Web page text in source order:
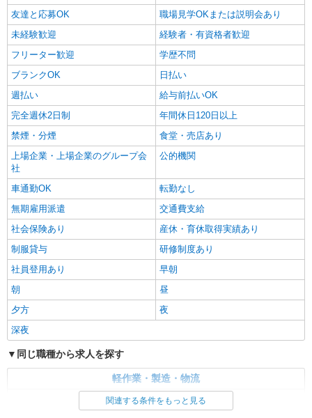
派遣社員
株式会社バイトレ（ADM818930）
アマゾン倉庫内での仕分け業務
時給1350円
愛知県一宮市
詳細を見る
株式会社バイトレ（ADM816215）
時給1200円（就業先により異なる）
愛知県一宮市
詳細を見る
派遣社員
株式会社テクノ・サービス 愛知県エリア（03）
工場のカンタン軽作業、倉庫での箱詰め・入出
＋交通費
愛知県内に多数あり 一宮市
キープ 詳細を見る
友達と応募OK
職場見学OKまたは説明会あり
未経験歓迎
経験者・有資格者歓迎
フリーター歓迎
学歴不問
ブランクOK
日払い
週払い
給与前払いOK
完全週休2日制
年間休日120日以上
禁煙・分煙
食堂・売店あり
上場企業・上場企業のグループ会
社
公的機関
車通勤OK
転勤なし
無期雇用派遣
交通費支給
社会保険あり
産休・育休取得実績あり
制服貸与
研修制度あり
社員登用あり
早朝
朝
昼
夕方
夜
深夜
同じ職種から求人を探す
軽作業・製造・物流
梱包・仕分け・ピッキング関連する条件をもっと見る